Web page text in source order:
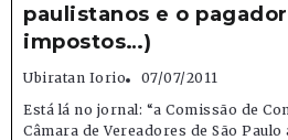
paulistanos e o
impostos…)
Ubiratan Iorio
07/07/2011
Está lá no jornal: “a Comissão de
Câmara de Vereadores de São